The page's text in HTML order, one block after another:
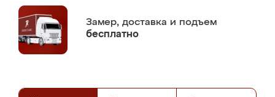
Замер, доставка и подъем
бесплатно